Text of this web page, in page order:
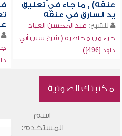
عنقه) , ما جاء في تعليق
يد السارق في عنقه
للشيخ: عبد المحسن العباد
جزء من محاضرة ( شرح سنن أبي
داود [496])
مكتبتك الصوتية
اسم
المستخدم: